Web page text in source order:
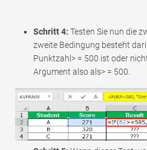
Schritt 4: Testen Sie nun die
zweite Bedingung besteht
Punktzahl> = 500 ist oder
Argument also als> = 500.